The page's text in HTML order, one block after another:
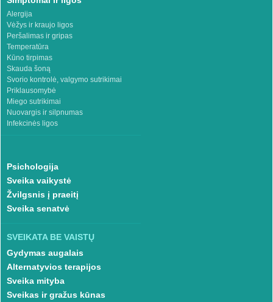
Alergija
Vėžys ir kraujo ligos
Peršalimas ir gripas
Temperatūra
Kūno tirpimas
Skauda šoną
Svorio kontrolė, valgymo sutrikimai
Priklausomybė
Miego sutrikimai
Nuovargis ir silpnumas
Infekcinės ligos
Psichologija
Sveika vaikystė
Žvilgsnis į praeitį
Sveika senatvė
SVEIKATA BE VAISTŲ
Gydymas augalais
Alternatyvios terapijos
Sveika mityba
Sveikas ir gražus kūnas